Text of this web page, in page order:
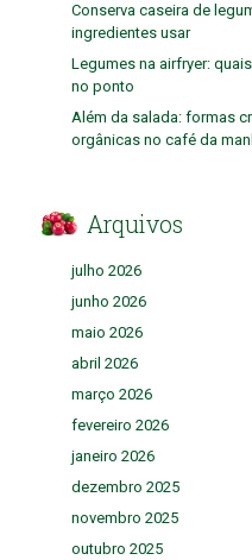
Conserva caseira de
ingredientes usar
Legumes na airfryer:
no ponto
Além da salada: formas
orgânicas no café da
Arquivos
julho 2026
junho 2026
maio 2026
abril 2026
março 2026
fevereiro 2026
janeiro 2026
dezembro 2025
novembro 2025
outubro 2025